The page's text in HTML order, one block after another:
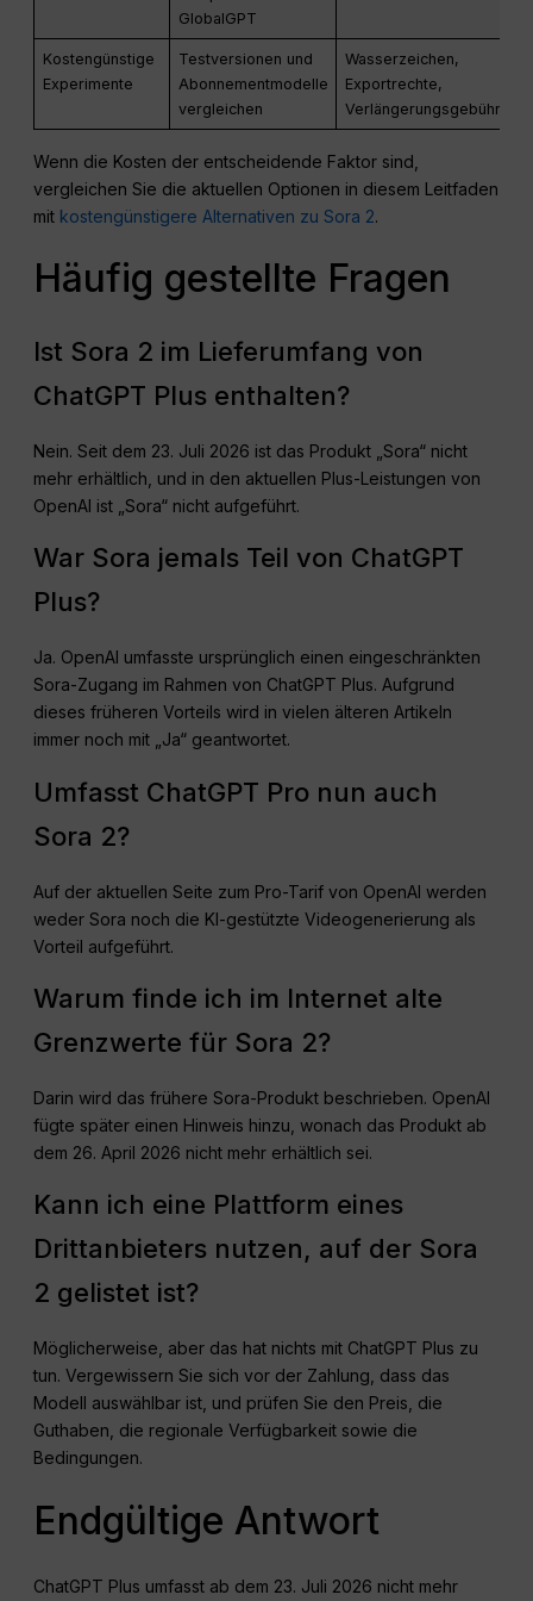
GlobalGPT
Kostengünstige
Experimente
Testversionen und
Abonnementmodelle
vergleichen
Wasserzeichen,
Exportrechte,
Verlängerungsgebühr
Wenn die Kosten der entscheidende Faktor sind,
vergleichen Sie die aktuellen Optionen in diesem Leitfaden
mit kostengünstigere Alternativen zu Sora 2.
Häufig gestellte Fragen
Ist Sora 2 im Lieferumfang von
ChatGPT Plus enthalten?
Nein. Seit dem 23. Juli 2026 ist das Produkt „Sora“ nicht
mehr erhältlich, und in den aktuellen Plus-Leistungen von
OpenAI ist „Sora“ nicht aufgeführt.
War Sora jemals Teil von ChatGPT
Plus?
Ja. OpenAI umfasste ursprünglich einen eingeschränkten
Sora-Zugang im Rahmen von ChatGPT Plus. Aufgrund
dieses früheren Vorteils wird in vielen älteren Artikeln
immer noch mit „Ja“ geantwortet.
Umfasst ChatGPT Pro nun auch
Sora 2?
Auf der aktuellen Seite zum Pro-Tarif von OpenAI werden
weder Sora noch die KI-gestützte Videogenerierung als
Vorteil aufgeführt.
Warum finde ich im Internet alte
Grenzwerte für Sora 2?
Darin wird das frühere Sora-Produkt beschrieben. OpenAI
fügte später einen Hinweis hinzu, wonach das Produkt ab
dem 26. April 2026 nicht mehr erhältlich sei.
Kann ich eine Plattform eines
Drittanbieters nutzen, auf der Sora
2 gelistet ist?
Möglicherweise, aber das hat nichts mit ChatGPT Plus zu
tun. Vergewissern Sie sich vor der Zahlung, dass das
Modell auswählbar ist, und prüfen Sie den Preis, die
Guthaben, die regionale Verfügbarkeit sowie die
Bedingungen.
Endgültige Antwort
ChatGPT Plus umfasst ab dem 23. Juli 2026 nicht mehr